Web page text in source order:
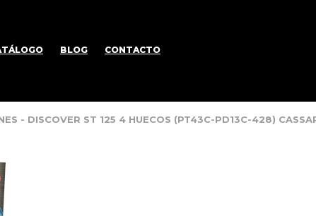
BLOG CONTACTO
- DISCOVER ST 125 4 HUECOS (PT43C-PD13C-428)